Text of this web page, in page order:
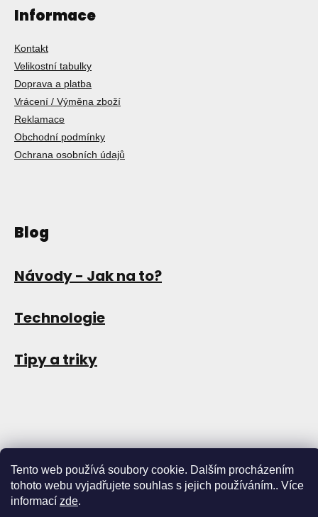
Tento web používá soubory cookie. Dalším procházením
tohoto webu vyjadřujete souhlas s jejich používáním.. Více
informací zde.
Informace
Kontakt
Velikostní tabulky
Doprava a platba
Vrácení / Výměna zboží
Reklamace
Obchodní podmínky
Ochrana osobních údajů
Blog
Návody - Jak na to?
Technologie
Tipy a triky
Copyright 2026